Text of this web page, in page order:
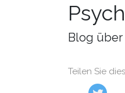
Blog über
Teilen Sie